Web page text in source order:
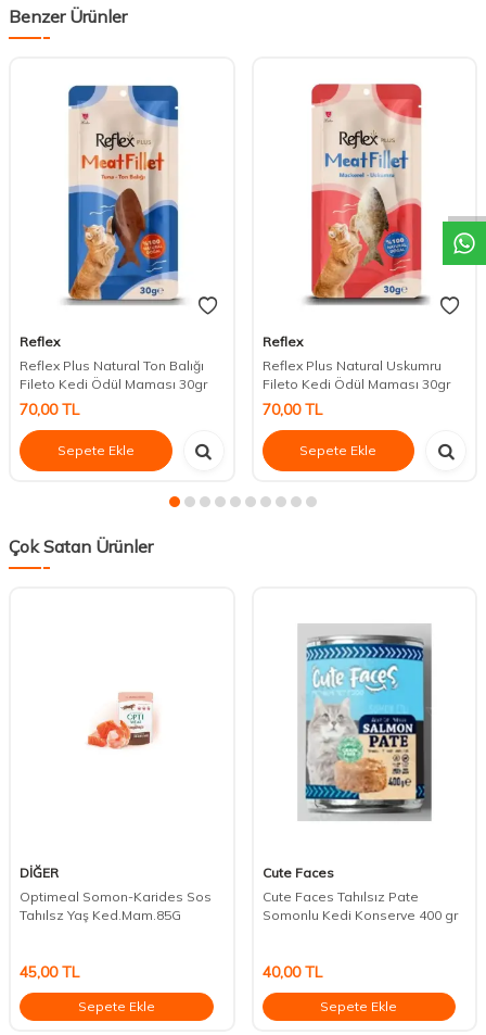
Benzer Ürünler
Reflex
Reflex Plus Natural Ton Balığı
Fileto Kedi Ödül Maması 30gr
70,00TL
Sepete Ekle
Reflex
Reflex Plus Natural Uskumru
Fileto Kedi Ödül Maması 30gr
70,00TL
Sepete Ekle
Çok Satan Ürünler
DİĞER
Optimeal Somon-Karides Sos
Tahılsz Yaş Ked.Mam.85G
45,00TL
Sepete Ekle
Cute Faces
Cute Faces Tahılsız Pate
Somonlu Kedi Konserve 400 gr
40,00TL
Sepete Ekle